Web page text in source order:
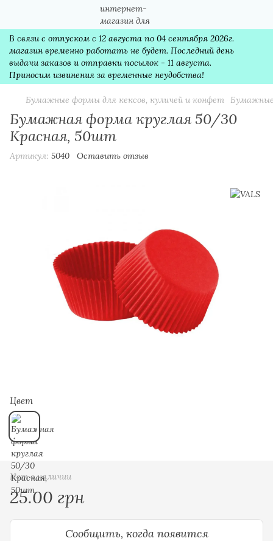
В связи с отпуском с 12 августа по 04 сентября 2026г.
магазин временно работать не будет. Последний день
выдачи заказов и отправки посылок - 11 августа.
Приносим извинения за временные неудобства!
Бумажные формы для кексов, куличей и конфет
Бумажная форма круглая 50/30
Красная, 50шт
Артикул: 5040 Оставить отзыв
Цвет
Нет в наличии
25.00 грн
Сообщить, когда появится